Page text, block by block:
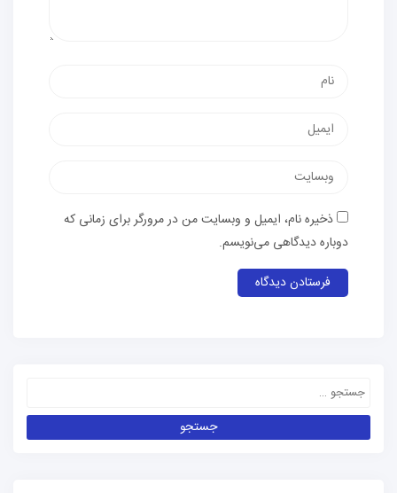
ذخیره نام، ایمیل و وبسایت من در مرورگر برای زمانی که
دوباره دیدگاهی می‌نویسم.